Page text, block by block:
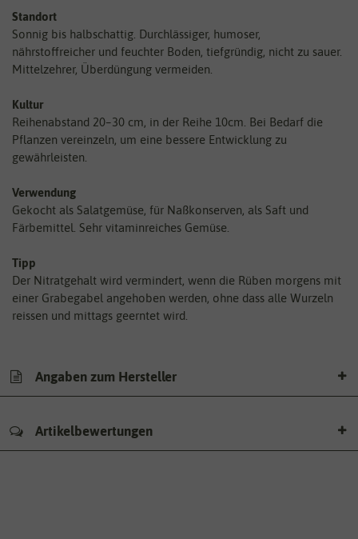
Standort
Sonnig bis halbschattig. Durchlässiger, humoser,
nährstoffreicher und feuchter Boden, tiefgründig, nicht zu sauer.
Mittelzehrer, Überdüngung vermeiden.
Kultur
Reihenabstand 20–30 cm, in der Reihe 10cm. Bei Bedarf die
Pflanzen vereinzeln, um eine bessere Entwicklung zu
gewährleisten.
Verwendung
Gekocht als Salatgemüse, für Naßkonserven, als Saft und
Färbemittel. Sehr vitaminreiches Gemüse.
Tipp
Der Nitratgehalt wird vermindert, wenn die Rüben morgens mit
einer Grabegabel angehoben werden, ohne dass alle Wurzeln
reissen und mittags geerntet wird.
Angaben zum Hersteller
Artikelbewertungen